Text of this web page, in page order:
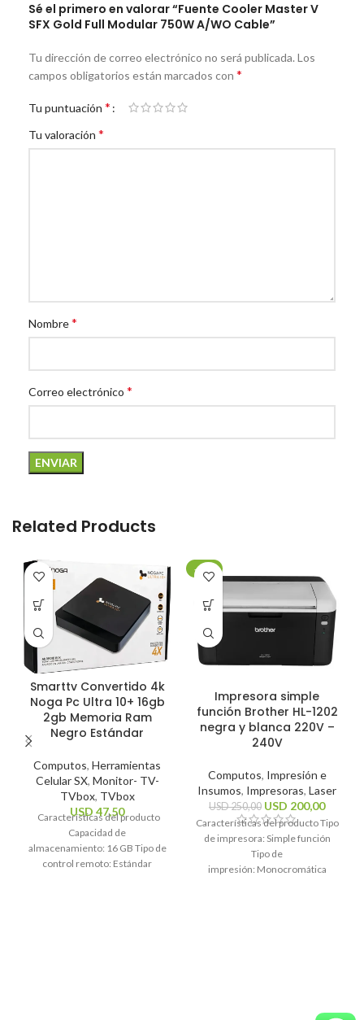
Sé el primero en valorar “Fuente Cooler Master V
SFX Gold Full Modular 750W A/WO Cable”
Tu dirección de correo electrónico no será publicada. Los
campos obligatorios están marcados con *
Tu puntuación *
Tu valoración *
Nombre*
Correo electrónico *
Related Products
Smarttv Convertido 4k
Noga Pc Ultra 10+ 16gb
2gb Memoria Ram
Negro Estándar
Computos, Herramientas
Celular SX, Monitor- TV-
TVbox, TVbox
USD 47,50
Características del producto
Capacidad de
almacenamiento: 16 GB Tipo de
control remoto: Estándar
-20%
Impresora simple
función Brother HL-1202
negra y blanca 220V –
240V
Computos, Impresión e
Insumos, Impresoras, Laser
USD250,00 USD 200,00
Características del producto Tipo
de impresora: Simple función
Tipo de
impresión: Monocromática